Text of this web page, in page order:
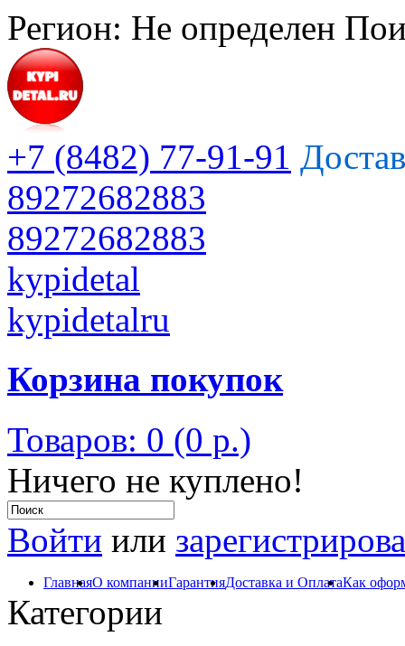
Регион: Не определен
+7 (8482) 77-91-91
89272682883
89272682883
kypidetal
kypidetalru
Корзина покупок
Товаров: 0 (0 р.)
Ничего не куплено!
Войти или
ГлавнаяО компанииГарантияДоставка и ОплатаКак
Категории